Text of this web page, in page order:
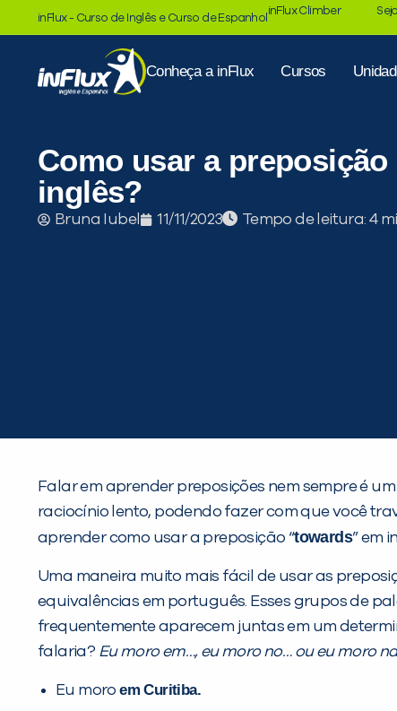
inFlux - Curso de Inglês e Curso de Espanhol
inFlux Climber
Conheça a inFlux Cursos
Como usar a preposição
inglês?
Bruna Iubel 11/11/2023 Tempo de leitura:
Falar em aprender preposições nem sempre é
raciocínio lento, podendo fazer com que você
aprender como usar a preposição “towards” em
Uma maneira muito mais fácil de usar as
equivalências em português. Esses grupos de
frequentemente aparecem juntas em um
falaria? Eu moro em…, eu moro no… ou eu moro
Eu moroem Curitiba.